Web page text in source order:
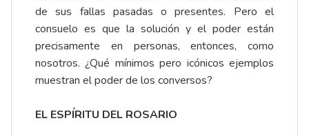
de sus fallas pasadas o presentes. Pero el
consuelo es que la solución y el poder están
precisamente en personas, entonces, como
nosotros. ¿Qué mínimos pero icónicos ejemplos
muestran el poder de los conversos?
EL ESPÍRITU DEL ROSARIO